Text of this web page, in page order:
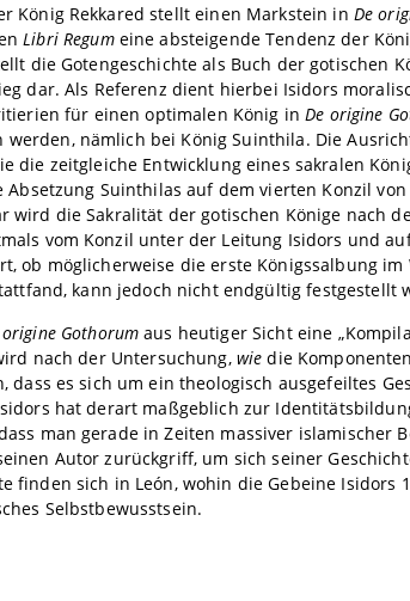
König Rekkared stellt einen Markstein in De
Libri Regumeine absteigende Tendenz der
die Gotengeschichte als Buch der gotischen
dar. Als Referenz dient hierbei Isidors
für einen optimalen König in De origine
nämlich bei König Suinthila. Die
die zeitgleiche Entwicklung eines sakralen
Absetzung Suinthilas auf dem vierten Konzil
wird die Sakralität der gotischen Könige nach
vom Konzil unter der Leitung Isidors und
ob möglicherweise die erste Königssalbung im
kann jedoch nicht endgültig festgestellt
origine Gothorum aus heutiger Sicht eine
nach der Untersuchung, wie die
dass es sich um ein theologisch ausgefeiltes
hat derart maßgeblich zur
man gerade in Zeiten massiver islamischer
Autor zurückgriff, um sich seiner
finden sich in León, wohin die Gebeine Isidors
Selbstbewusstsein.